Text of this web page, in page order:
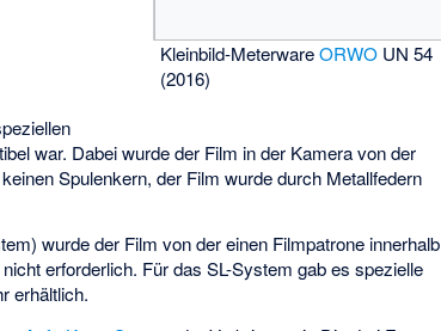
Kleinbild-MeterwareORWO UN 54
(2016)
war. Dabei wurde der Film in der Kamera von der
Spulenkern, der Film wurde durch Metallfedern
wurde der Film von der einen Filmpatrone innerhalb
erforderlich. Für das SL-System gab es spezielle
erhältlich.